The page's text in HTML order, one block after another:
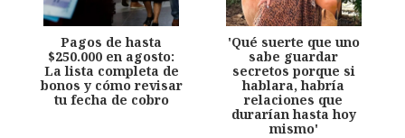
Pagos de hasta
$250.000 en agosto:
La lista completa de
bonos y cómo revisar
tu fecha de cobro
'Qué suerte que uno
sabe guardar
secretos porque si
hablara, habría
relaciones que
durarían hasta hoy
mismo'